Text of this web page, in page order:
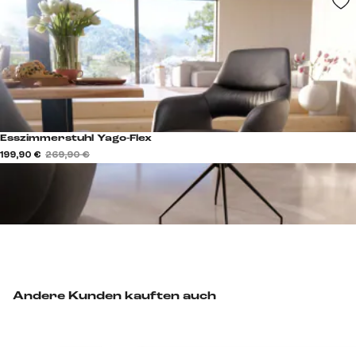
Andere Kunden kauften auch
Esszimmerstuhl Yago-Flex
199,90 € 269,90 €